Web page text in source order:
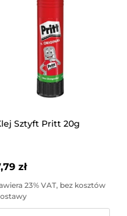
Sztyft Pritt 20g
zł
23% VAT, bez kosztów